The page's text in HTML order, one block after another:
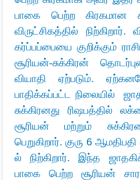
பாகை பெற்ற கிரகமான
விருட்சிகத்தில்
கர்ப்பப்பையை குறிக்கும்
சூரியன்-சுக்கிரன்
வியாதி ஏற்படும்.
பாதிக்கப்பட்ட நிலையில்
சுக்கிரனது ரிஷபத்தில்
சூரியன் மற்றும்
பெறுகிறார். குரு 6
ல் நிற்கிறார். இந்த
பாகை பெற்ற சூரியன்